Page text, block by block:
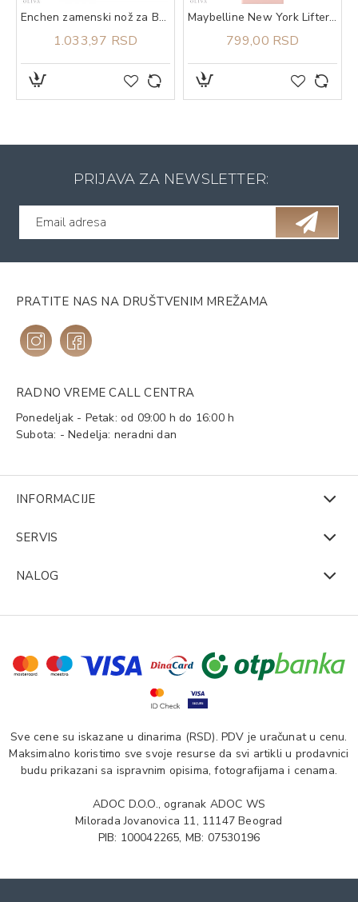
Enchen zamenski nož za Boost Black
1.033,97 RSD
Maybelline New York Lifter Glaze balzam za usne 003 rose bite
799,00 RSD
PRIJAVA ZA NEWSLETTER:
PRATITE NAS NA DRUŠTVENIM MREŽAMA
RADNO VREME CALL CENTRA
Ponedeljak - Petak: od 09:00 h do 16:00 h
Subota: - Nedelja: neradni dan
INFORMACIJE
SERVIS
NALOG
Sve cene su iskazane u dinarima (RSD). PDV je uračunat u cenu.
Maksimalno koristimo sve svoje resurse da svi artikli u prodavnici
budu prikazani sa ispravnim opisima, fotografijama i cenama.
ADOC D.O.O., ogranak ADOC WS
Milorada Jovanovica 11, 11147 Beograd
PIB: 100042265, MB: 07530196